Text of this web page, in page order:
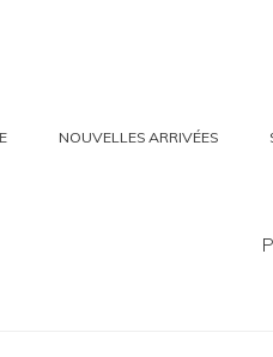
NOUVELLES ARRIVÉES